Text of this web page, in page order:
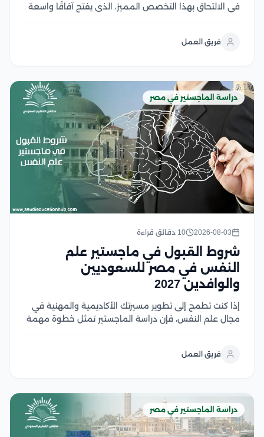
في الالتحاق بهذا التخصص المميز، الذي يفتح آفاقًا واسعة
البرنامج المناسب ومعرفة متطلبات القبول أمر ضروري...
فريق العمل
دراسة الماجستير في مصر
2026-08-03 10 دقائق قراءة
شروط القبول في ماجستير علم
النفس في مصر للسعوديين
والوافدين 2027
إذا كنت تطمح إلى تطوير مسيرتك الأكاديمية والمهنية في
مجال علم النفس، فإن دراسة الماجستير تمثل خطوة مهمة
استعدادك الكامل، وفي هذا المقال نستعرض...
فريق العمل
دراسة الماجستير في مصر